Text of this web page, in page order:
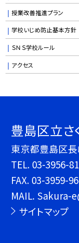
授業改善推進プラン
学校いじめ防止基本方針
ＳＮＳ学校ルール
アクセス
豊島区立さ
東京都豊島区
TEL. 03-3956-
FAX. 03-3959-
MAIL. Sakura-
サイトマップ